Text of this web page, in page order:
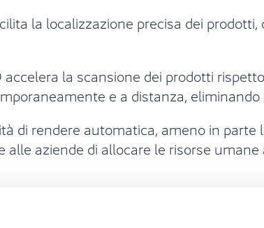
la localizzazione precisa dei
accelera la scansione dei prodotti
e a distanza,
di rendere automatica, ameno in parte
aziende di allocare le risorse